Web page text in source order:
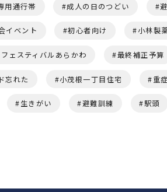
用通行帯 成人の日のつどい
イベント 初心者向け 小林製
ェスティバルあらかわ 最終補正予算
忘れた 小茂根一丁目住宅 重
生きがい 避難訓練 駅頭